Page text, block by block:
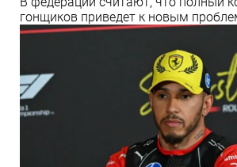
гонщиков приведет к новым